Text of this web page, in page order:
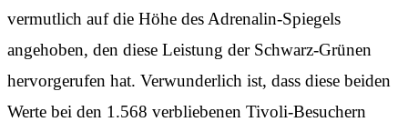
vermutlich auf die Höhe des Adrenalin-Spiegels
angehoben, den diese Leistung der Schwarz-Grünen
hervorgerufen hat. Verwunderlich ist, dass diese beiden
Werte bei den 1.568 verbliebenen Tivoli-Besuchern